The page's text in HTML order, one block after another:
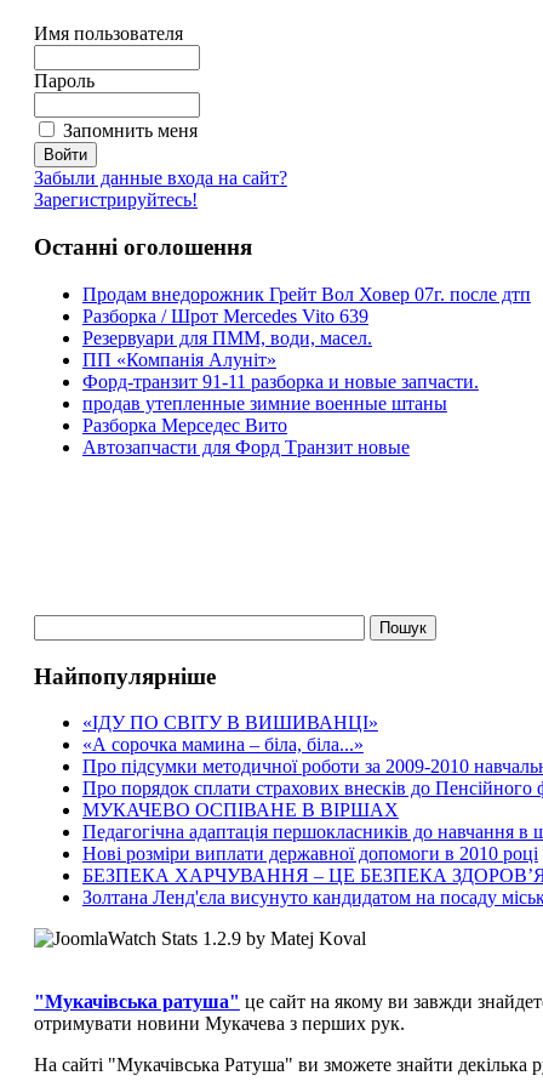
Имя пользователя
Пароль
Запомнить меня
Забыли данные входа на сайт?
Зарегистрируйтесь!
Останні оголошення
Продам внедорожник Грейт Вол Ховер 07г. после дтп
Разборка / Шрот Mercedes Vito 639
Резервуари для ПММ, води, масел.
ПП «Компанія Алуніт»
Форд-транзит 91-11 разборка и новые запчасти.
продав утепленные зимние военные штаны
Разборка Мерседес Вито
Aвтозапчасти для Форд Tранзит новые
Найпопулярніше
«ІДУ ПО СВІТУ В ВИШИВАНЦІ»
«А сорочка мамина – біла, біла...»
Про підсумки методичної роботи за 2009-2010
Про порядок сплати страхових внесків до
МУКАЧЕВО ОСПІВАНЕ В ВІРШАХ
Педагогічна адаптація першокласників до навчання в
Нові розміри виплати державної допомоги в 2010 році
БЕЗПЕКА ХАРЧУВАННЯ – ЦЕ БЕЗПЕКА
Золтана Ленд'єла висунуто кандидатом на посаду
"Мукачівська ратуша" це сайт на якому ви завжди
отримувати новини Мукачева з перших рук.
На сайті "Мукачівська Ратуша" ви зможете знайти декілька